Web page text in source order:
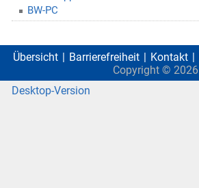
BW-PC
Übersicht Barrierefreiheit Kontakt
Copyright © 2026
Desktop-Version